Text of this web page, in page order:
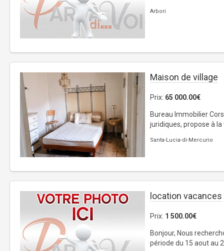
Arbori
Maison de village
Prix: 65 000.00€
Bureau Immobilier
juridiques, propose à
Santa-Lucia-di-Mercurio
location vacances
Prix: 1 500.00€
Bonjour, Nous
période du 15 aout au